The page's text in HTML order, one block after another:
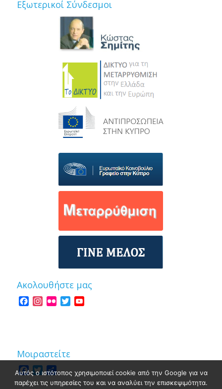
Εξωτερικοί Σύνδεσμοι
Ακολουθήστε μας
Facebook
Instagram
FlickrTwitterYouTube
Μοιραστείτε
Facebook
Twitter
Share
Αυτός ο ιστότοπος χρησιμοποιεί cookie από την Google για να
παρέχει τις υπηρεσίες του και να αναλύει την επισκεψιμότητα.